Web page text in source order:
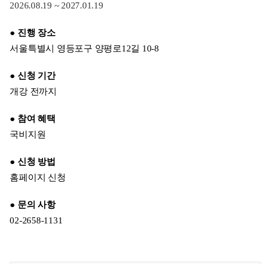
2026.08.19 ~ 2027.01.19
● 진행 장소
서울특별시 영등포구 양평로12길 10-8
● 신청 기간
개강 전까지
● 참여 혜택
국비지원
● 신청 방법
홈페이지 신청
● 문의 사항
02-2658-1131